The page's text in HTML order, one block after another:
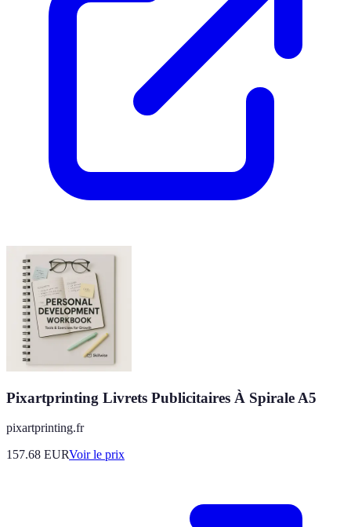
Pixartprinting Livrets Publicitaires À Spirale A5
pixartprinting.fr
157.68 EURVoir le prix